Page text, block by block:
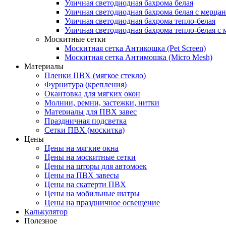
Уличная светодиодная бахрома белая
Уличная светодиодная бахрома белая с
Уличная светодиодная бахрома тепло-белая
Уличная светодиодная бахрома тепло-белая с
Москитные сетки
Москитная сетка Антикошка (Pet Screen)
Москитная сетка Антимошка (Micro Mesh)
Материалы
Пленки ПВХ (мягкое стекло)
Фурнитура (крепления)
Окантовка для мягких окон
Молнии, ремни, застежки, нитки
Материалы для ПВХ завес
Праздничная подсветка
Сетки ПВХ (москитка)
Цены
Цены на мягкие окна
Цены на москитные сетки
Цены на шторы для автомоек
Цены на ПВХ завесы
Цены на скатерти ПВХ
Цены на мобильные шатры
Цены на праздничное освещение
Калькулятор
Полезное